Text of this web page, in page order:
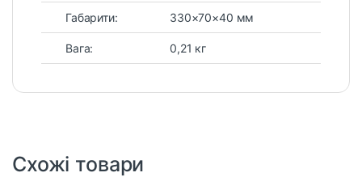
Габарити: 330×70×40 мм
Вага: 0,21 кг
Схожі товари